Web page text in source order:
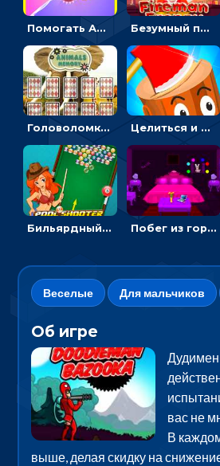
Помогать Амонг Ас бежать из комнаты через преграды - приключения Безумный пожарный: направлять шланг, чтобы тушить горящие бревна
Головоломка с животными: переворачивать карточки, чтобы находить пару Целиться и метать топор в 3D мишени
Бильярдный пул: стрелять шариками, чтобы взрывать одинаковые Побег из горной деревни: решай головоломки, чтобы открыть ворота
Веселые Для мальчиков
Об игре
вас не
В
выше, делая скидку на